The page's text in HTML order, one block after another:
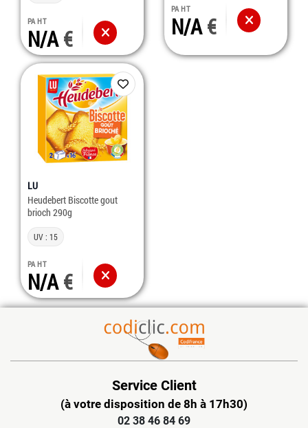
PA HT
N/A
PA HT
N/A
LU
Heudebert Biscotte gout
brioch 290g
UV : 15
PA HT
N/A
Service Client
(à votre disposition de 8h à 17h30)
02 38 46 84 69